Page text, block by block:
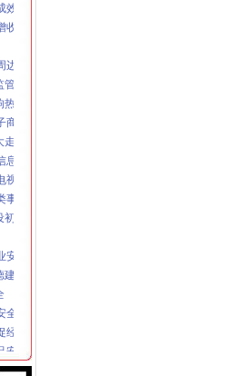
收
环境整
管
烈
务企业工作方案
访工作
作批示
电话会议精排查安全严防各类事故发生
故
见成效
全排查工作
设为职能转型提供坚保证
法》见成效
营者“三加两统一”
全法》
产安全